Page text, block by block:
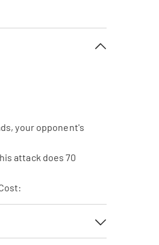
your opponent's
attack does 70